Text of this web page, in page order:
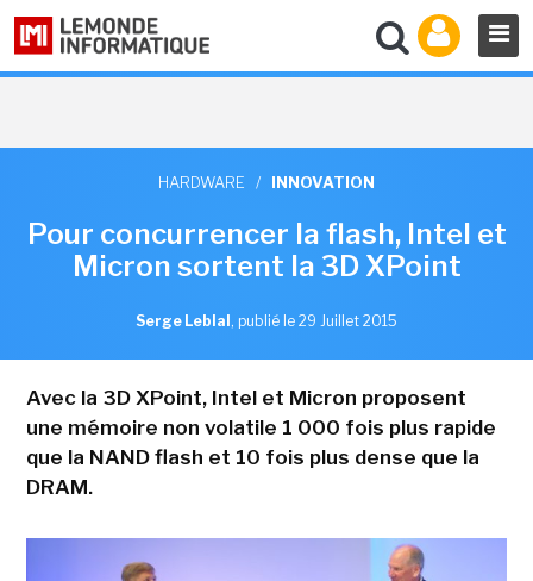
HARDWARE / INNOVATION
Pour concurrencer la flash, Intel et
Micron sortent la 3D XPoint
Serge Leblal , publié le 29 Juillet 2015
Avec la 3D XPoint, Intel et Micron proposent
une mémoire non volatile 1 000 fois plus rapide
que la NAND flash et 10 fois plus dense que la
DRAM.